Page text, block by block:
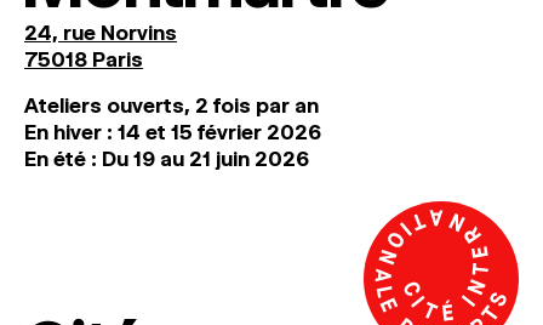
24, rue Norvins
75018 Paris
Ateliers ouverts, 2 fois par an
En hiver : 14 et 15 février 2026
En été : Du 19 au 21 juin 2026